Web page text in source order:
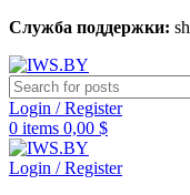
Служба поддержки:
Login / Register
0 items 0,00 $
Login / Register